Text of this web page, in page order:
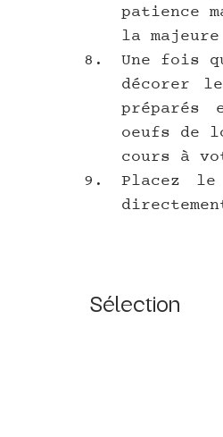
patience
la
Une fois
décorer
préparés
oeufs de
cours à
Placez
Sélection